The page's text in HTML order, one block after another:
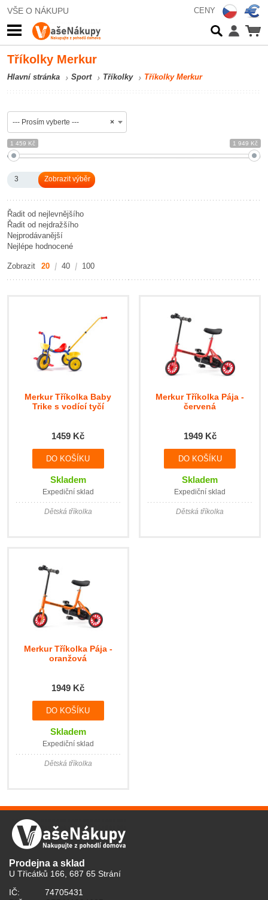
VŠE O NÁKUPU CENY
Tříkolky Merkur
Hlavní stránka Sport Tříkolky Tříkolky Merkur
×
--- Prosím vyberte ---
1 459 Kč 1 949 Kč
3
Řadit od nejlevnějšího
Řadit od nejdražšího
Nejprodávanější
Nejlépe hodnocené
Zobrazit 20 40 100
Merkur Tříkolka Baby
Trike s vodící tyčí
1459 Kč
Skladem
Expediční sklad
Dětská tříkolka
Merkur Tříkolka Pája -
červená
1949 Kč
Skladem
Expediční sklad
Dětská tříkolka
Merkur Tříkolka Pája -
oranžová
1949 Kč
Skladem
Expediční sklad
Dětská tříkolka
Prodejna a sklad
U Třicátků 166, 687 65 Strání
IČ:
74705431